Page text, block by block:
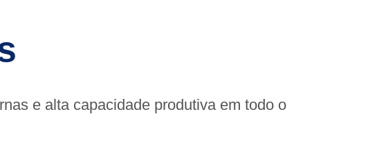
e alta capacidade produtiva em todo o